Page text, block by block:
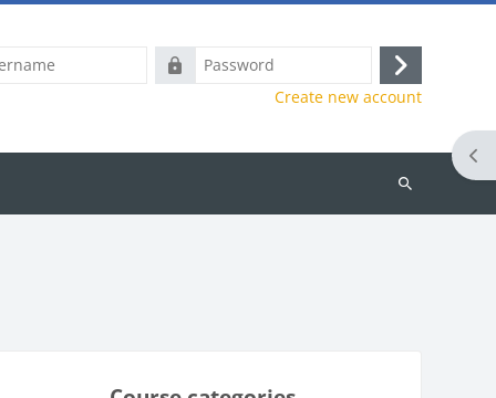
Password
Log
in
Create new account
Search